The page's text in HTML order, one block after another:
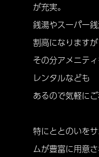
が充実。
銭湯やスーパー
割高になりますが
その分アメニテ
レンタルなども
あるので気軽にご
特にととのいを
ムが豊富に用意さ